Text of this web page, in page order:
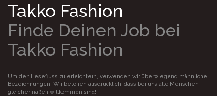
Takko Fashion
Finde Deinen Job bei
Takko Fashion
Um den Lesefluss zu erleichtern, verwenden wir überwiegend männliche
Bezeichnungen. Wir betonen ausdrücklich, dass bei uns alle Menschen
gleichermaßen willkommen sind!